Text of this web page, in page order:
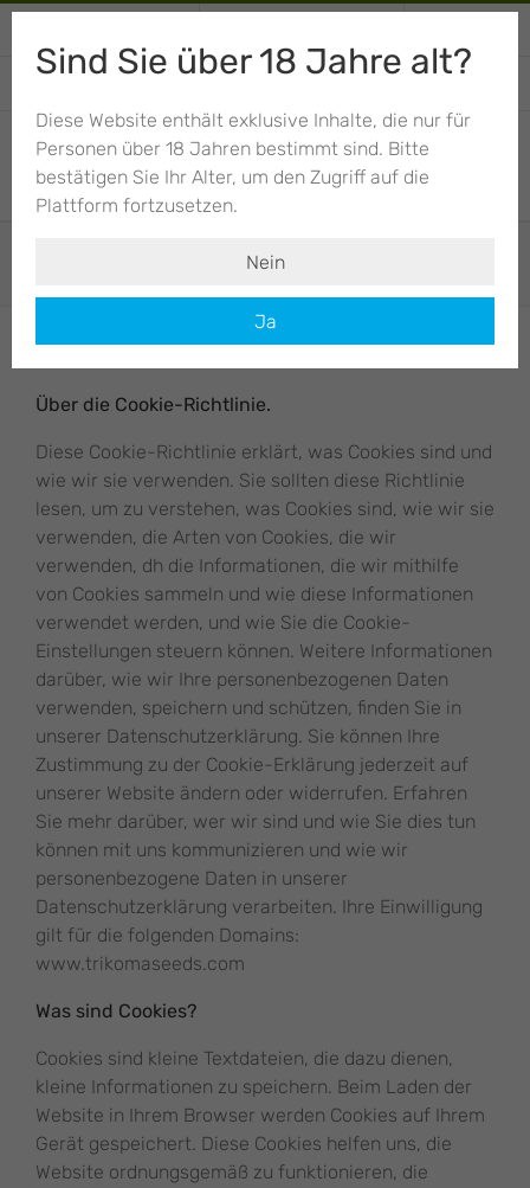
Skip
content
Über die Cookie-Richtlinie.
Diese Cookie-Richtlinie erklärt, was Cookies sind und
wie wir sie verwenden. Sie sollten diese Richtlinie
lesen, um zu verstehen, was Cookies sind, wie wir sie
verwenden, die Arten von Cookies, die wir
verwenden, dh die Informationen, die wir mithilfe
von Cookies sammeln und wie diese Informationen
verwendet werden, und wie Sie die Cookie-
Einstellungen steuern können. Weitere Informationen
darüber, wie wir Ihre personenbezogenen Daten
verwenden, speichern und schützen, finden Sie in
unserer Datenschutzerklärung. Sie können Ihre
Zustimmung zu der Cookie-Erklärung jederzeit auf
unserer Website ändern oder widerrufen. Erfahren
Sie mehr darüber, wer wir sind und wie Sie dies tun
können mit uns kommunizieren und wie wir
personenbezogene Daten in unserer
Datenschutzerklärung verarbeiten. Ihre Einwilligung
gilt für die folgenden Domains:
www.trikomaseeds.com
Was sind Cookies?
Cookies sind kleine Textdateien, die dazu dienen,
kleine Informationen zu speichern. Beim Laden der
Website in Ihrem Browser werden Cookies auf Ihrem
Gerät gespeichert. Diese Cookies helfen uns, die
Website ordnungsgemäß zu funktionieren, die
Sind Sie über 18 Jahre alt?
Diese Website enthält exklusive Inhalte, die nur für
Personen über 18 Jahren bestimmt sind. Bitte
bestätigen Sie Ihr Alter, um den Zugriff auf die
Plattform fortzusetzen.
Nein
Ja